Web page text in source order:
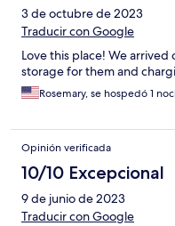
3 de octubre de 2023
Traducir con Google
Love this place! We arrived
storage for them and
Rosemary, se hospedó 1
Opinión verificada
10/10 Excepcional
9 de junio de 2023
Traducir con Google